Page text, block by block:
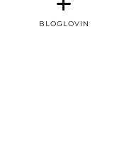
BLOGLOVIN